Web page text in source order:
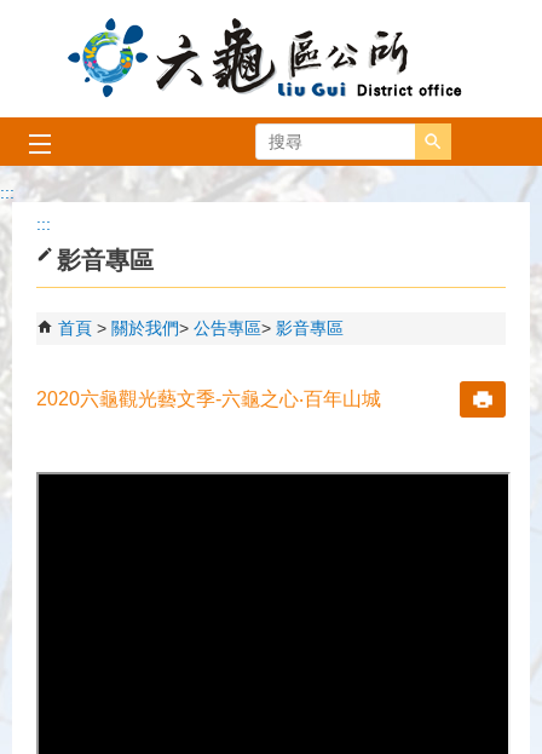
跳到主要內容區塊
搜尋
:::
:::
影音專區
首頁 關於我們 公告專區 影音專區
2020六龜觀光藝文季-六龜之心‧百年山城